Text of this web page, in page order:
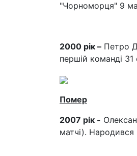
"Чорноморця" 9
2000 рік – Петро
першій команді 31
Помер
2007 рік -
матчі). Народився